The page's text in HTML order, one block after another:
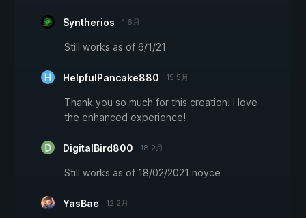
Syntherios 1 6月
Still works as of 6/1/21
HelpfulPancake880 15 5月
Thank you so much for this creation! I love
the enhanced experience!
DigitalBird800 18 2月
Still works as of 18/02/2021 noyce
YasBae 12 2月